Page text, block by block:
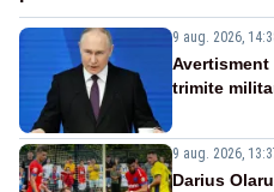
9 aug. 2026,
Avertisment
trimite
9 aug. 2026,
Darius